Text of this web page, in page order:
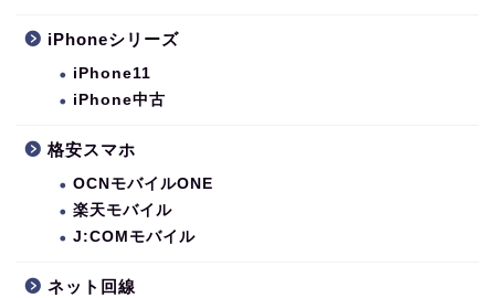
iPhoneシリーズ
iPhone11
iPhone中古
格安スマホ
OCNモバイルONE
楽天モバイル
J:COMモバイル
ネット回線